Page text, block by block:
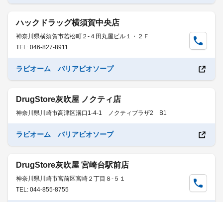
ハックドラッグ横須賀中央店
神奈川県横須賀市若松町２-４田丸屋ビル１・２Ｆ
TEL: 046-827-8911
ラビオーム バリアビオソープ
DrugStore灰吹屋 ノクティ店
神奈川県川崎市高津区溝口1-4-1 ノクティプラザ2 B1
ラビオーム バリアビオソープ
DrugStore灰吹屋 宮崎台駅前店
神奈川県川崎市宮前区宮崎２丁目８-５１
TEL: 044-855-8755